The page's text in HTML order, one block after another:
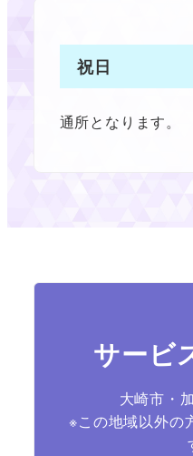
祝日
通所となります。
サービ
大崎市・
※この地域以外の